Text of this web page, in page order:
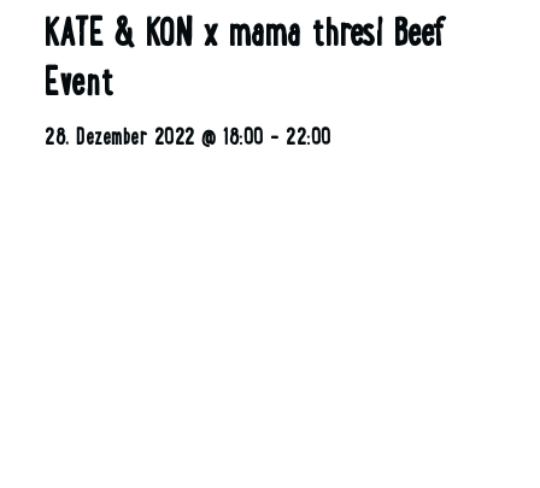
KATE & KON x mama thresl Beef
Event
28. Dezember 2022 @ 18:00 - 22:00